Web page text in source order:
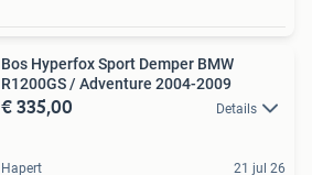
Bos Hyperfox Sport Demper BMW
R1200GS / Adventure 2004-2009
€ 335,00 Details
Hapert 21 jul 26